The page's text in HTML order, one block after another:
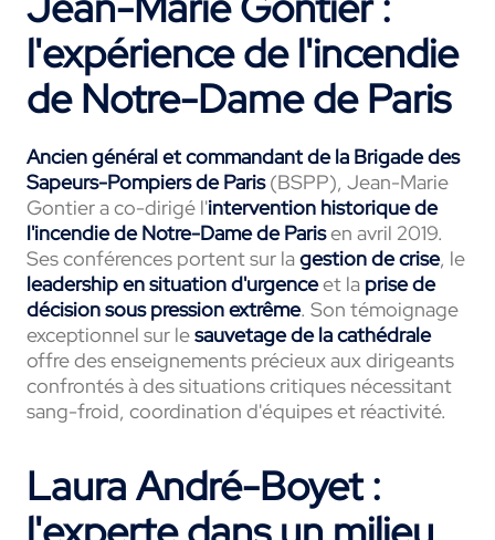
l'expérience de l'incendie
de Notre-Dame de Paris
Ancien général et commandant de la Brigade des
Sapeurs-Pompiers de Paris(BSPP), Jean-Marie
Gontier a co-dirigé l'intervention historique de
l'incendie de Notre-Dame de Parisen avril 2019.
Ses conférences portent sur lagestion de crise, le
leadership en situation d'urgenceet la prise de
décision sous pression extrême. Son témoignage
exceptionnel sur lesauvetage de la cathédrale
offre des enseignements précieux aux dirigeants
confrontés à des situations critiques nécessitant
sang-froid, coordination d'équipes et réactivité.
Laura André-Boyet :